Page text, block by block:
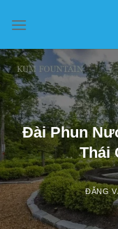
qua
dung
Đài Phun
Thái
ĐĂNG